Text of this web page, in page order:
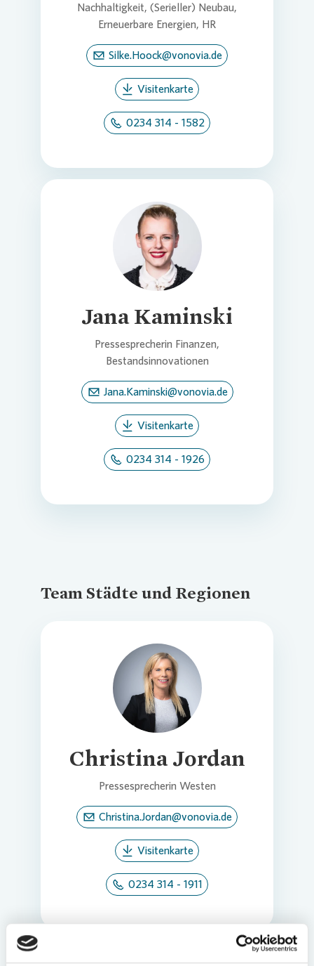
Nachhaltigkeit, (Serieller) Neubau,
Erneuerbare Energien, HR
Silke.Hoock@vonovia.de
Visitenkarte
0234 314 - 1582
Loading...
Jana Kaminski
Pressesprecherin Finanzen,
Bestandsinnovationen
Jana.Kaminski@vonovia.de
Visitenkarte
0234 314 - 1926
Team Städte und Regionen
Loading...
Christina Jordan
Pressesprecherin Westen
Christina.Jordan@vonovia.de
Visitenkarte
0234 314 - 1911